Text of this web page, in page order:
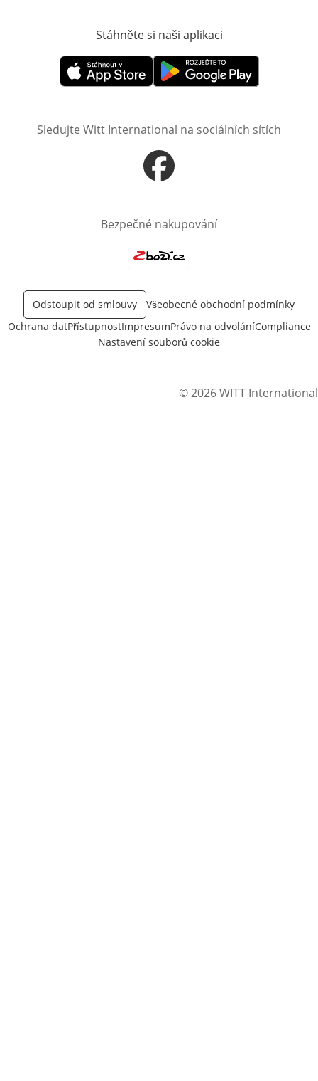
Stáhněte si naši aplikaci
Otevře v novém okněOtevře v novém okně
Sledujte Witt International na sociálních sítích
Otevře v novém okně
Bezpečné nakupování
Odstoupit od smlouvy
Všeobecné obchodní podmínky
Ochrana datPřístupnostImpresumPrávo na odvoláníCompliance
Nastavení souborů cookie
© 2026 WITT International